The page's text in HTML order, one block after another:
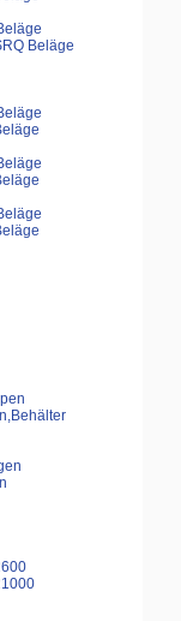
Beläge